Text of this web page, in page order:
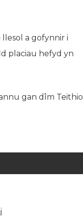
a gofynnir i
placiau hefyd yn
gan dîm Teithio